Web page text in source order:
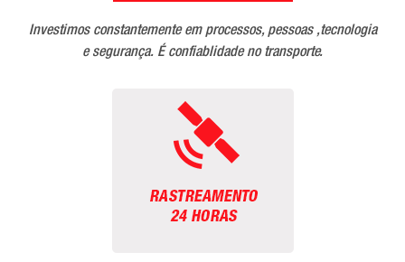
Investimos constantemente em processos, pessoas ,tecnologia
e segurança. É confiablidade no transporte.